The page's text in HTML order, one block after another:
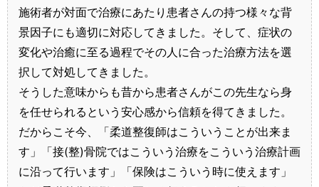
施術者が対面で治療にあたり患者さんの持つ様々な背
景因子にも適切に対応してきました。そして、症状の
変化や治癒に至る過程でその人に合った治療方法を選
択して対処してきました。
そうした意味からも昔から患者さんがこの先生なら身
を任せられるという安心感から信頼を得てきました。
だからこそ今、「柔道整復師はこういうことが出来ま
す」「接(整)骨院ではこういう治療をこういう治療計画
に沿って行います」「保険はこういう時に使えます」